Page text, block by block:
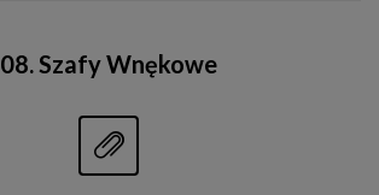
08. Szafy Wnękowe

